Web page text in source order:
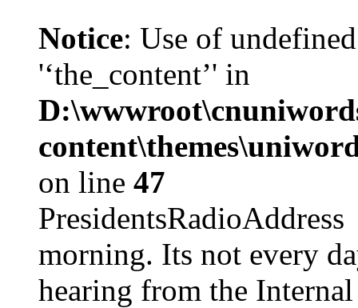
Notice: Use of
'‘the_content’' in
on line 47
morning. Its not every
hearing from the